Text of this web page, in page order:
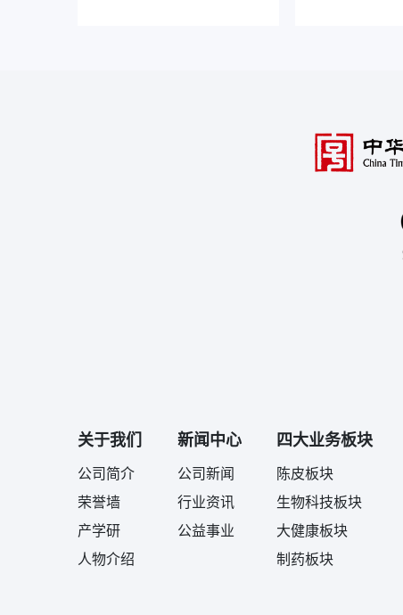
关于我们
公司简介
荣誉墙
产学研
人物介绍
新闻中心
公司新闻
行业资讯
公益事业
四大业务板块
陈皮板块
生物科技板块
大健康板块
制药板块